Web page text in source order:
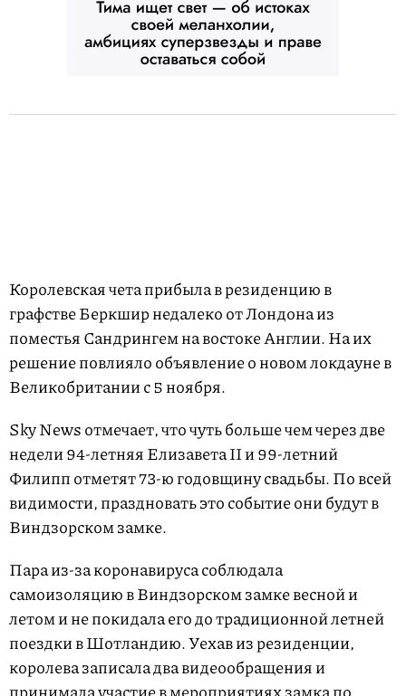
Королевская чета прибыла в резиденцию в
графстве Беркшир недалеко от Лондона из
поместья Сандрингем на востоке Англии. На их
решение повлияло объявление о новом локдауне в
Великобритании с 5 ноября.
Sky News отмечает, что чуть больше чем через две
недели 94-летняя Елизавета II и 99-летний
Филипп отметят 73-ю годовщину свадьбы. По всей
видимости, праздновать это событие они будут в
Виндзорском замке.
Пара из-за коронавируса соблюдала
самоизоляцию в Виндзорском замке весной и
летом и не покидала его до традиционной летней
поездки в Шотландию. Уехав из резиденции,
королева записала два видеообращения и